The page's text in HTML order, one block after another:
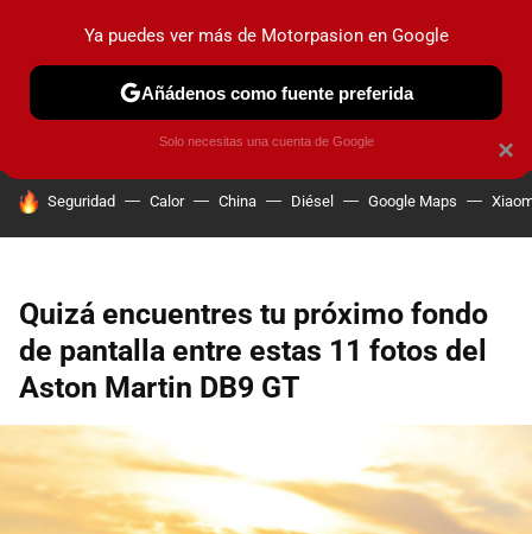
PRUEBAS COCHES ELÉCTRICOS OBSERVATORIO
HOY SE HABLA DE
Seguridad Calor China Diésel Google Maps
Quizá encuentres tu próximo fondo
de pantalla entre estas 11 fotos del
Aston Martin DB9 GT
×
Ya puedes ver más de Motorpasion en Google
Añádenos como fuente preferida
Solo necesitas una cuenta de Google